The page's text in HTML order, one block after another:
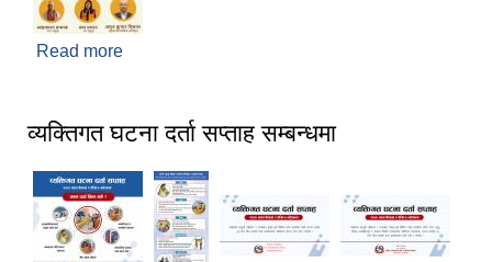
Read more
व्यक्तिगत घटना दर्ता सप्ताह सम्बन्धमा